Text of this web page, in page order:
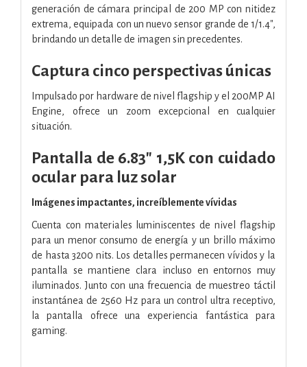
generación de cámara principal de 200 MP con nitidez
extrema, equipada con un nuevo sensor grande de 1/1.4",
brindando un detalle de imagen sin precedentes.
Captura cinco perspectivas únicas
Impulsado por hardware de nivel flagship y el 200MP AI
Engine, ofrece un zoom excepcional en cualquier
situación.
Pantalla de 6.83" 1,5K con cuidado
ocular para luz solar
Imágenes impactantes, increíblemente vívidas
Cuenta con materiales luminiscentes de nivel flagship
para un menor consumo de energía y un brillo máximo
de hasta 3200 nits. Los detalles permanecen vívidos y la
pantalla se mantiene clara incluso en entornos muy
iluminados. Junto con una frecuencia de muestreo táctil
instantánea de 2560 Hz para un control ultra receptivo,
la pantalla ofrece una experiencia fantástica para
gaming.